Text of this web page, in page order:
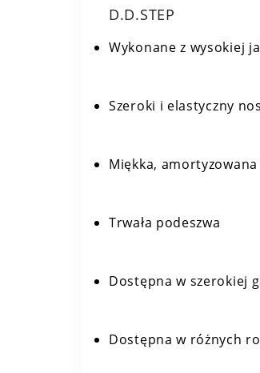
D.D.STEP
Wykonane z wysokiej
Szeroki i elastyczny
Miękka, amortyzowana
Trwała podeszwa
Dostępna w szerokiej
Dostępna w różnych